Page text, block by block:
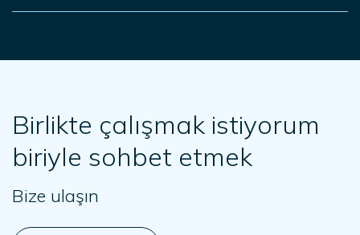
Birlikte çalışmak istiyorum
biriyle sohbet etmek
Bize ulaşın